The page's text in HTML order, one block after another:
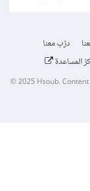
درّب معنا
المساعدة
© 2025Hsoub.